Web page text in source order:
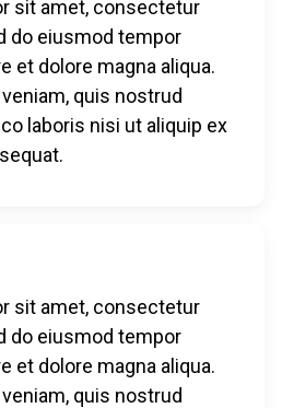
sit amet, consectetur
do eiusmod tempor
et dolore magna aliqua.
quis nostrud
laboris nisi ut aliquip ex
sit amet, consectetur
do eiusmod tempor
et dolore magna aliqua.
quis nostrud